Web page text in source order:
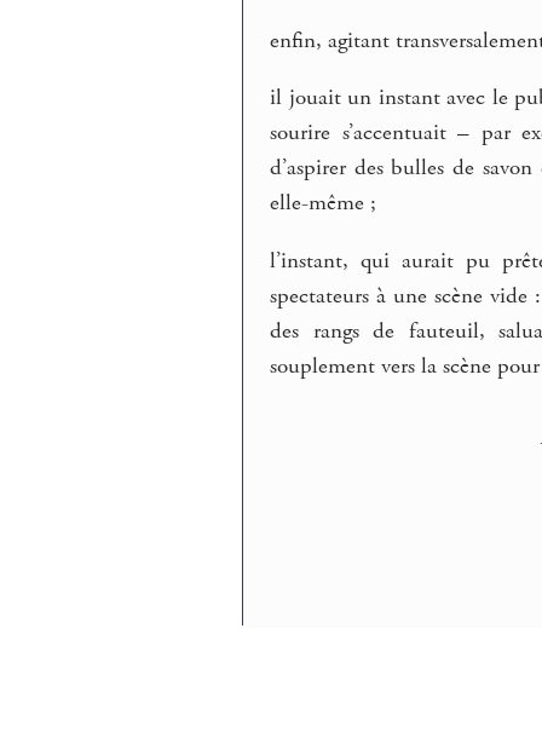
enfin, agitant
il jouait un instant avec le
sourire s’accentuait – par
d’aspirer des bulles de
elle-même ;
l’instant, qui aurait pu
spectateurs à une scène
des rangs de fauteuil,
souplement vers la scène